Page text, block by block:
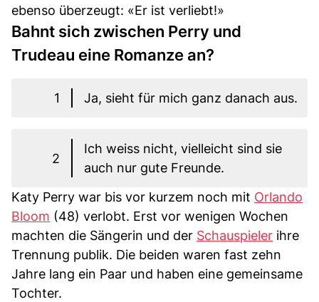
ebenso überzeugt: «Er ist verliebt!»
Bahnt sich zwischen Perry und
Trudeau eine Romanze an?
1 Ja, sieht für mich ganz danach aus.
2
Ich weiss nicht, vielleicht sind sie
auch nur gute Freunde.
Katy Perry war bis vor kurzem noch mit Orlando
Bloom (48) verlobt. Erst vor wenigen Wochen
machten die Sängerin und der Schauspieler ihre
Trennung publik. Die beiden waren fast zehn
Jahre lang ein Paar und haben eine gemeinsame
Tochter.